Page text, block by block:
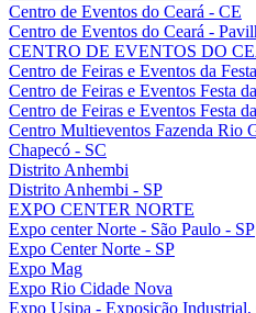
Centro de Eventos do Ceará - CE
Centro de Eventos do Ceará -
CENTRO DE EVENTOS DO
Centro de Feiras e Eventos da
Centro de Feiras e Eventos Festa
Centro de Feiras e Eventos Festa
Centro Multieventos Fazenda Rio
Chapecó - SC
Distrito Anhembi
Distrito Anhembi - SP
EXPO CENTER NORTE
Expo center Norte - São Paulo - SP
Expo Center Norte - SP
Expo Mag
Expo Rio Cidade Nova
Expo Usipa - Exposição Industrial,